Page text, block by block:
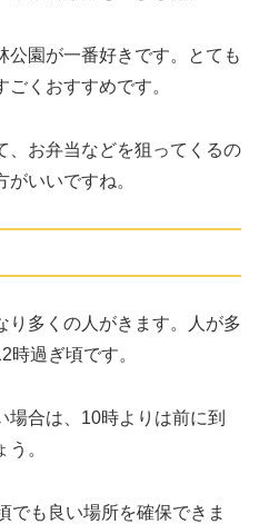
公園が一番好きです。とても
くおすすめです。
、お弁当などを狙ってくるの
いいですね。
り多くの人がきます。人が多
時過ぎ頃です。
合は、10時よりは前に到
。
でも良い場所を確保できま